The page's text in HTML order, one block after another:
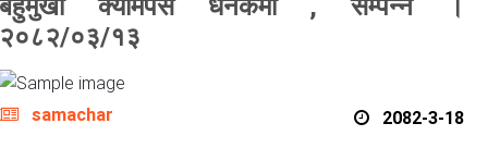
२०८२/०३/१३
samachar 2082-3-18